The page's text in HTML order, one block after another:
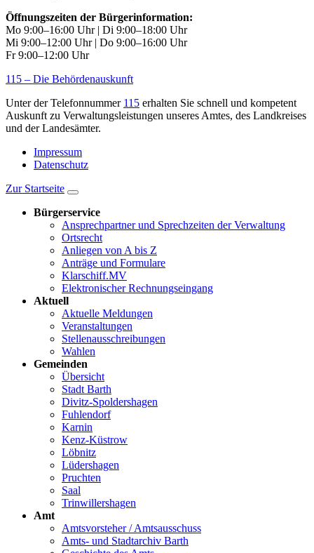
Öffnungszeiten der Bürgerinformation:
Mo 9:00–16:00 Uhr | Di 9:00–18:00 Uhr
Mi 9:00–12:00 Uhr | Do 9:00–16:00 Uhr
Fr 9:00–12:00 Uhr
115 – Die Behördenauskunft
Unter der Telefonnummer 115 erhalten Sie schnell und kompetent
Auskunft zu Verwaltungsleistungen unseres Amtes, des Landkreises
und der Landesämter.
Impressum
Datenschutz
Zur Startseite
Bürgerservice
Ansprechpartner und Sprechzeiten der Verwaltung
Ortsrecht
Anliegen von A bis Z
Anträge und Formulare
Klarschiff.MV
Elektronischer Rechnungseingang
Aktuell
Aktuelle Meldungen
Veranstaltungen
Stellenausschreibungen
Wahlen
Gemeinden
Übersicht
Stadt Barth
Divitz-Spoldershagen
Fuhlendorf
Karnin
Kenz-Küstrow
Löbnitz
Lüdershagen
Pruchten
Saal
Trinwillershagen
Amt
Amtsvorsteher / Amtsausschuss
Amts- und Stadtarchiv Barth